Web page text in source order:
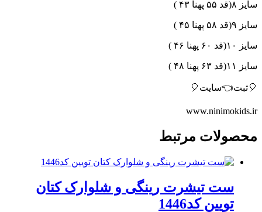
سایز ۸(قد ۵۵ پهنا ۴۳ )
سایز ۹(قد ۵۸ پهنا ۴۵ )
سایز ۱۰(قد ۶۰ پهنا ۴۶ )
سایز ۱۱(قد ۶۳ پهنا ۴۸ )
🎈ثبت👈سایت🎈
www.ninimokids.ir
محصولات مرتبط
ست تیشرت رینگی و شلوارک کتان
تویین کد1446